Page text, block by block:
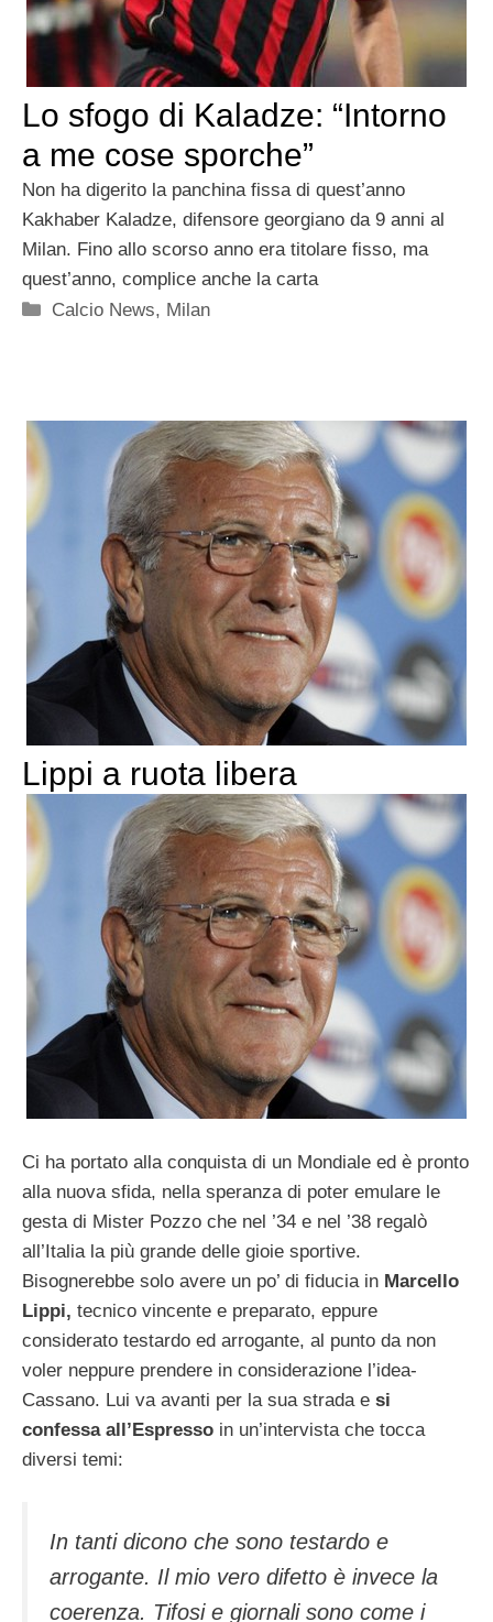
Lo sfogo di Kaladze: “Intorno
a me cose sporche”
Non ha digerito la panchina fissa di quest’anno
Kakhaber Kaladze, difensore georgiano da 9 anni al
Milan. Fino allo scorso anno era titolare fisso, ma
quest’anno, complice anche la carta
Categorie
Calcio News, Milan
Lippi a ruota libera
Ci ha portato alla conquista di un Mondiale ed è pronto
alla nuova sfida, nella speranza di poter emulare le
gesta di Mister Pozzo che nel ’34 e nel ’38 regalò
all’Italia la più grande delle gioie sportive.
Bisognerebbe solo avere un po’ di fiducia in Marcello
Lippi, tecnico vincente e preparato, eppure
considerato testardo ed arrogante, al punto da non
voler neppure prendere in considerazione l’idea-
Cassano. Lui va avanti per la sua strada e si
confessa all’Espresso in un’intervista che tocca
diversi temi:
In tanti dicono che sono testardo e
arrogante. Il mio vero difetto è invece la
coerenza. Tifosi e giornali sono come i